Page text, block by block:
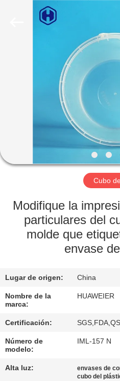
PRODUCTOS
NOSOTROS
RECORRIDO
POR
FÁBRICA
DE
CALIDAD
CONTACTA
CON
NOSOTROS
Cubo
Modifique la
particulares del
molde que
envase
Lugar de origen: China
Nombre de la
marca:
HUAWEIER
Certificación: SGS,FDA,QS
Número de
modelo:
IML-157 N
Alta luz: envases de
cubo del